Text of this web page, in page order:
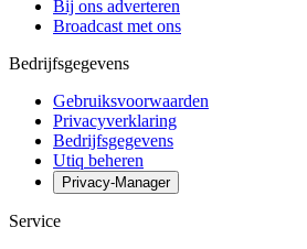
Bij ons adverteren
Broadcast met ons
Bedrijfsgegevens
Gebruiksvoorwaarden
Privacyverklaring
Bedrijfsgegevens
Utiq beheren
Privacy-Manager
Service